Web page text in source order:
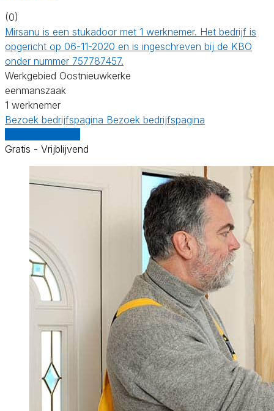
(0)
Mirsanu is een stukadoor met 1 werknemer. Het bedrijf is
opgericht op 06-11-2020 en is ingeschreven bij de KBO
onder nummer 757787457.
Werkgebied Oostnieuwkerke
eenmanszaak
1 werknemer
Bezoek bedrijfspagina Bezoek bedrijfspagina
Gratis - Vrijblijvend